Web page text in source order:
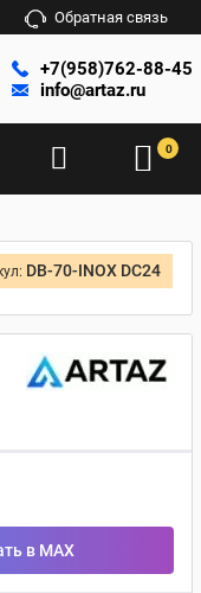
Обратная связь
+7(958)762-88-45
info@artaz.ru
0
DB-70-INOX DC24
в MAX